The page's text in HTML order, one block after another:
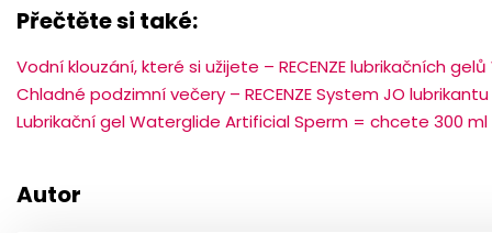
Přečtěte si také:
Vodní klouzání, které si užijete – RECENZE lubrikačních
Chladné podzimní večery – RECENZE System JO
Lubrikační gel Waterglide Artificial Sperm = chcete 300 ml
Autor